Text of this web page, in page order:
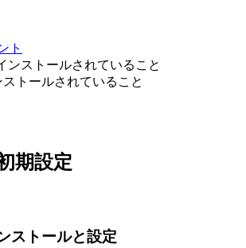
ト
ンストールされていること
トールされていること
期設定
ストールと設定